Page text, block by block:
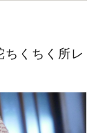
ちくちく所レ